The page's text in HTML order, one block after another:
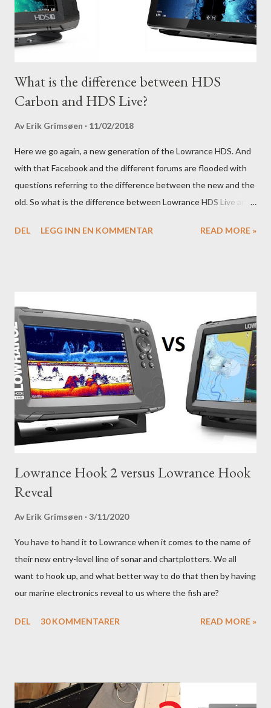
What is the difference between HDS
Carbon and HDS Live?
Av Erik Grimsøen 11/02/2018
Here we go again, a new generation of the Lowrance HDS. And
with that Facebook and the different forums are flooded with
questions referring to the difference between the new and the
old. So what is the difference between Lowrance HDS Live and
DEL
LEGG INN EN KOMMENTAR READ MORE »
Lowrance Hook 2 versus Lowrance Hook
Reveal
Av Erik Grimsøen 3/11/2020
You have to hand it to Lowrance when it comes to the name of
their new entry-level line of sonar and chartplotters. We all
want to hook up, and what better way to do that then by having
our marine electronics reveal to us where the fish are?
DEL 30 KOMMENTARER READ MORE »